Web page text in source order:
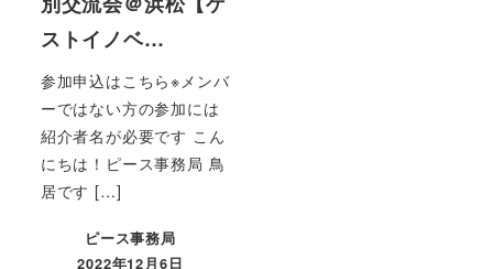
ストイノベ…
参加申込はこちら※メンバ
ーではない方の参加には
紹介者名が必要です こん
にちは！ピース事務局 鳥
居です […]
ピース事務局
2022年12月6日